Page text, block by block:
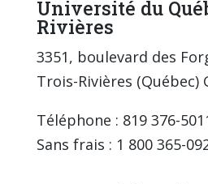
Université du
Rivières
3351, boulevard des
Trois-Rivières (Québec)
Téléphone : 819 376-
Sans frais : 1 800 365-